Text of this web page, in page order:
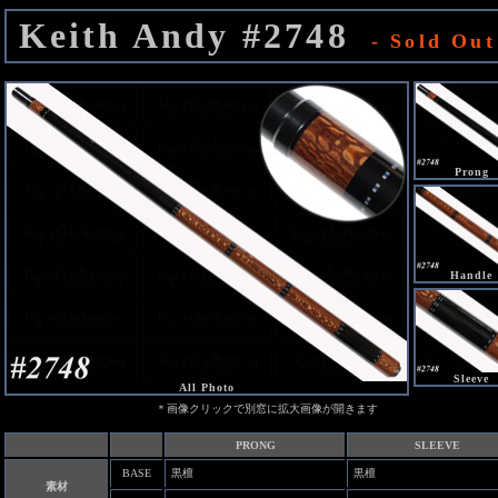
Keith Andy #2748 - Sold
All Photo
Prong
Handle
Sleeve
＊画像クリックで別窓に拡大画像が開きます
PRONG SLEEVE
素材
BASE 黒檀 黒檀